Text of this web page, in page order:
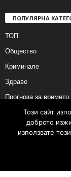
ПОПУЛЯРНА
ТОП
Общество
Криминале
Здраве
Прогноза за времето
Политика
Култура
Този сайт
доброто
използвате